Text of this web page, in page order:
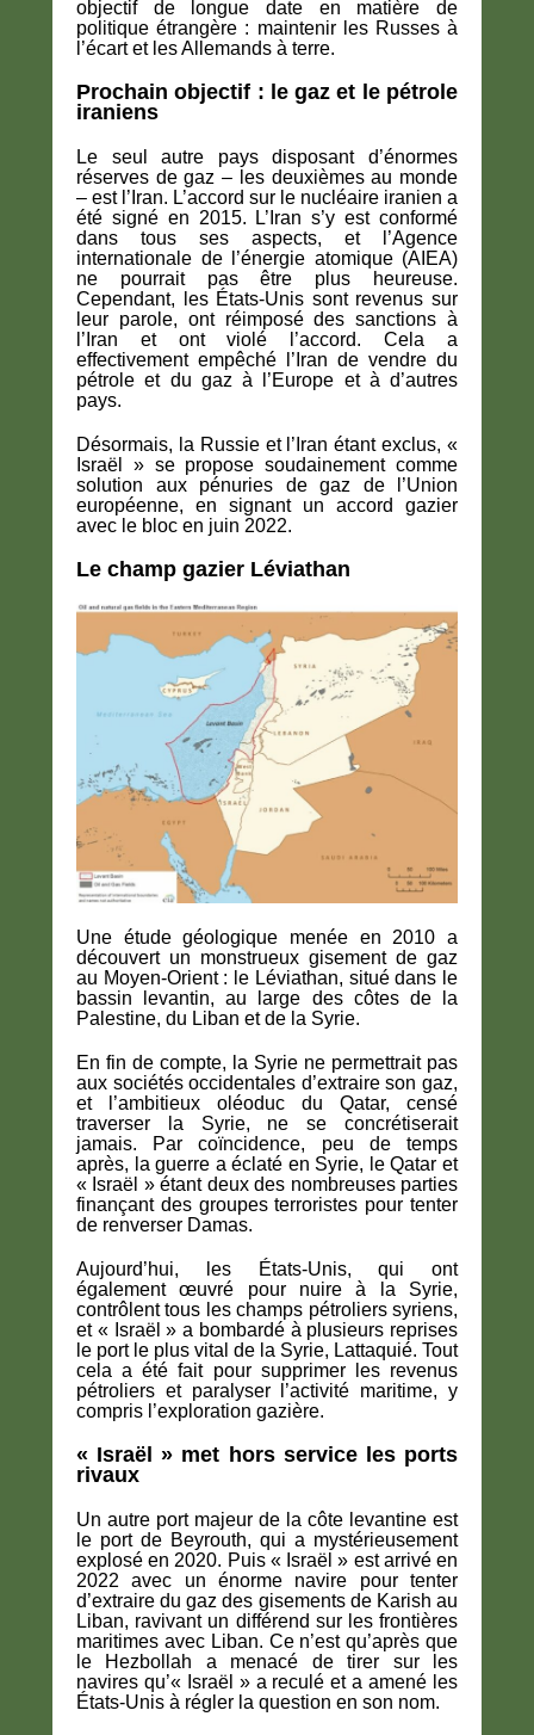
objectif de longue date en matière de
politique étrangère : maintenir les Russes à
l’écart et les Allemands à terre.
Prochain objectif : le gaz et le pétrole
iraniens
Le seul autre pays disposant d’énormes
réserves de gaz – les deuxièmes au monde
– est l’Iran. L’accord sur le nucléaire iranien a
été signé en 2015. L’Iran s’y est conformé
dans tous ses aspects, et l’Agence
internationale de l’énergie atomique (AIEA)
ne pourrait pas être plus heureuse.
Cependant, les États-Unis sont revenus sur
leur parole, ont réimposé des sanctions à
l’Iran et ont violé l’accord. Cela a
effectivement empêché l’Iran de vendre du
pétrole et du gaz à l’Europe et à d’autres
pays.
Désormais, la Russie et l’Iran étant exclus, «
Israël » se propose soudainement comme
solution aux pénuries de gaz de l’Union
européenne, en signant un accord gazier
avec le bloc en juin 2022.
Le champ gazier Léviathan
Une étude géologique menée en 2010 a
découvert un monstrueux gisement de gaz
au Moyen-Orient : le Léviathan, situé dans le
bassin levantin, au large des côtes de la
Palestine, du Liban et de la Syrie.
En fin de compte, la Syrie ne permettrait pas
aux sociétés occidentales d’extraire son gaz,
et l’ambitieux oléoduc du Qatar, censé
traverser la Syrie, ne se concrétiserait
jamais. Par coïncidence, peu de temps
après, la guerre a éclaté en Syrie, le Qatar et
« Israël » étant deux des nombreuses parties
finançant des groupes terroristes pour tenter
de renverser Damas.
Aujourd’hui, les États-Unis, qui ont
également œuvré pour nuire à la Syrie,
contrôlent tous les champs pétroliers syriens,
et « Israël » a bombardé à plusieurs reprises
le port le plus vital de la Syrie, Lattaquié. Tout
cela a été fait pour supprimer les revenus
pétroliers et paralyser l’activité maritime, y
compris l’exploration gazière.
« Israël » met hors service les ports
rivaux
Un autre port majeur de la côte levantine est
le port de Beyrouth, qui a mystérieusement
explosé en 2020. Puis « Israël » est arrivé en
2022 avec un énorme navire pour tenter
d’extraire du gaz des gisements de Karish au
Liban, ravivant un différend sur les frontières
maritimes avec Liban. Ce n’est qu’après que
le Hezbollah a menacé de tirer sur les
navires qu’« Israël » a reculé et a amené les
États-Unis à régler la question en son nom.